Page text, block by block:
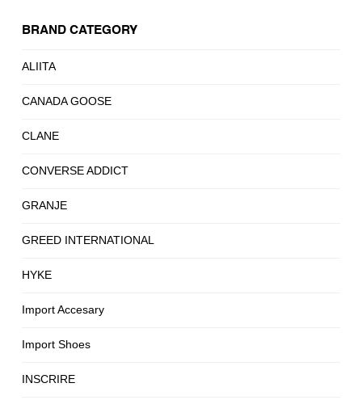
BRAND CATEGORY
ALIITA
CANADA GOOSE
CLANE
CONVERSE ADDICT
GRANJE
GREED INTERNATIONAL
HYKE
Import Accesary
Import Shoes
INSCRIRE